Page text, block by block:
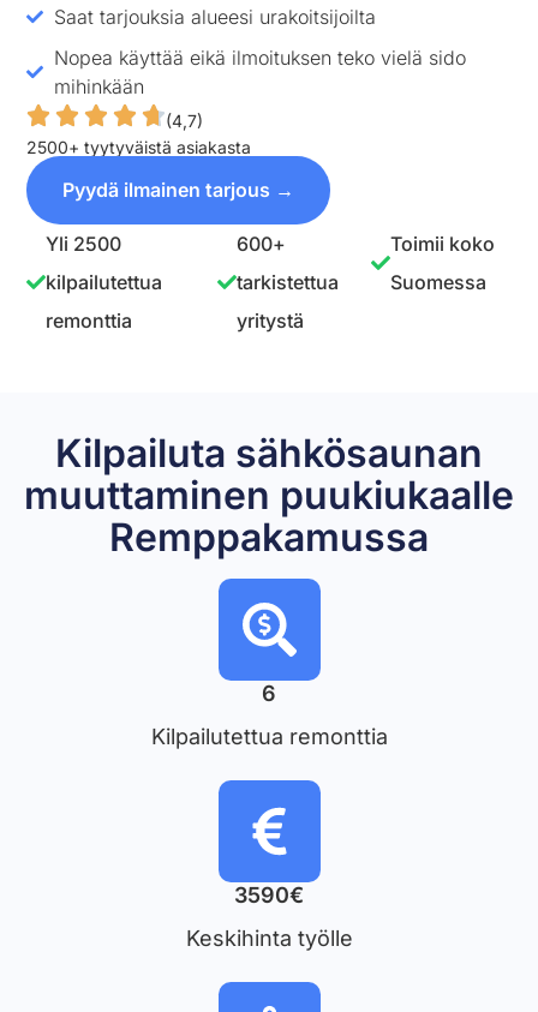
Saat tarjouksia alueesi urakoitsijoilta
Nopea käyttää eikä ilmoituksen teko vielä sido
mihinkään
(4,7)
2500+ tyytyväistä asiakasta
Pyydä ilmainen tarjous →
Yli 2500
kilpailutettua
remonttia
600+
tarkistettua
yritystä
Toimii koko
Suomessa
Kilpailuta sähkösaunan
muuttaminen puukiukaalle
Remppakamussa
6
Kilpailutettua remonttia
3590€
Keskihinta työlle